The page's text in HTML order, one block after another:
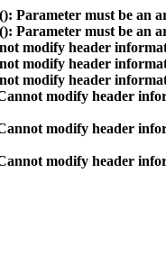
Parameter must be an
Parameter must be an
modify header
modify header
modify header
modify header
modify header
modify header